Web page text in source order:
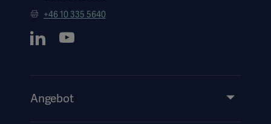
+46 10 335 5640
Angebot